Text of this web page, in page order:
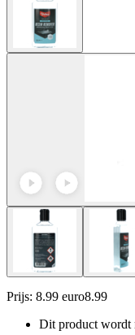
Prijs: 8.99 euro8.99
Dit product wordt